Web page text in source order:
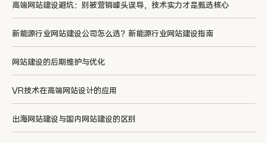
高端网站建设避坑：别被营销噱头误导，技术实力才是甄选核心
新能源行业网站建设公司怎么选？新能源行业网站建设指南
网站建设的后期维护与优化
VR技术在高端网站设计的应用
出海网站建设与国内网站建设的区别